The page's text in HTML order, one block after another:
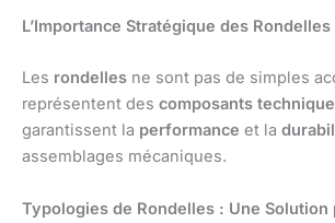
L’Importance Stratégique des
Les rondelles ne sont pas de simples
représentent des composants
garantissent la performance et la
assemblages mécaniques.
Typologies de Rondelles : Une Solution